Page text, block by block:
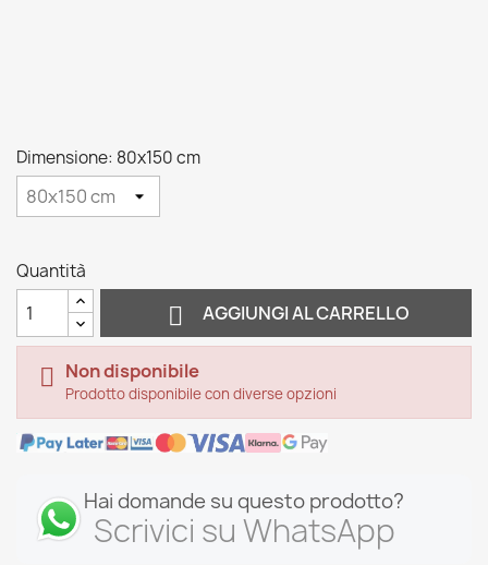
Dimensione: 80x150 cm
Quantità
 AGGIUNGI AL CARRELLO
 Non disponibile
Prodotto disponibile con diverse opzioni
Hai domande su questo prodotto?
Scrivici su WhatsApp